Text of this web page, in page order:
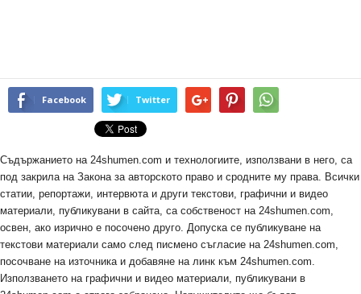
Facebook Twitter
Съдържанието на 24shumen.com и технологиите, използвани в него, са
под закрила на Закона за авторското право и сродните му права. Всички
статии, репортажи, интервюта и други текстови, графични и видео
материали, публикувани в сайта, са собственост на 24shumen.com,
освен, ако изрично е посочено друго. Допуска се публикуване на
текстови материали само след писмено съгласие на 24shumen.com,
посочване на източника и добавяне на линк към 24shumen.com.
Използването на графични и видео материали, публикувани в